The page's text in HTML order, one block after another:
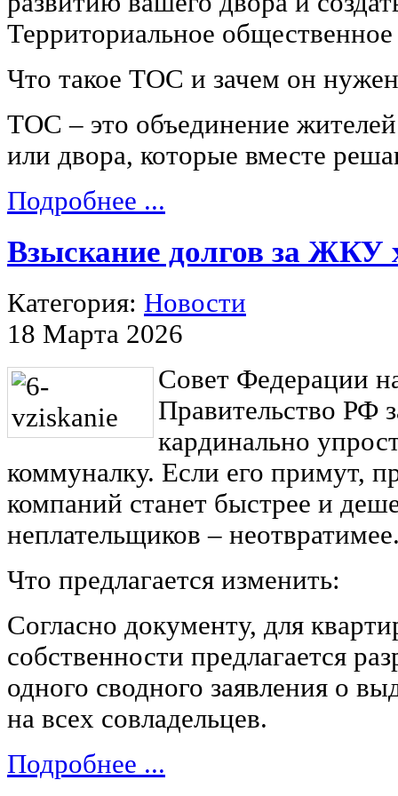
Территориальное
Что такое ТОС и зачем он
ТОС – это объединение
или двора, которые вместе
Подробнее ...
Взыскание долгов за ЖКУ
Категория: Новости
18 Марта 2026
Совет Федерации
Правительство РФ
кардинально
коммуналку. Если его примут,
компаний станет быстрее и
неплательщиков –
Что предлагается изменить:
Согласно документу, для
собственности предлагается
одного сводного заявления о
на всех совладельцев.
Подробнее ...